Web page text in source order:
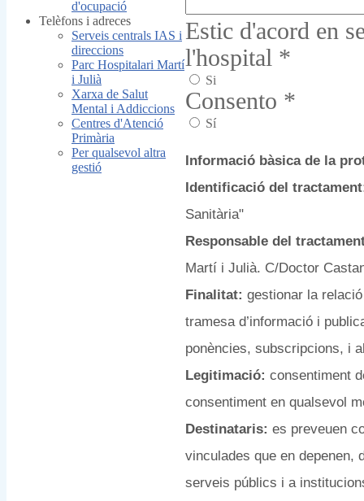
Estic d'acord en
l'hospital *
Si
Consento *
Sí
Informació bàsica de la
Identificació del
Sanitària"
Responsable del
Martí i Julià. C/Doctor
Finalitat: gestionar la
tramesa d’informació i
ponències, subscripcions, i
Legitimació: consentiment
consentiment en qualsevol
Destinataris: es preveuen
vinculades que en depenen,
serveis públics i a
d'ocupació
Telèfons i adreces
Serveis centrals IAS i
direccions
Parc Hospitalari Martí
i Julià
Xarxa de Salut
Mental i Addiccions
Centres d'Atenció
Primària
Per qualsevol altra
gestió